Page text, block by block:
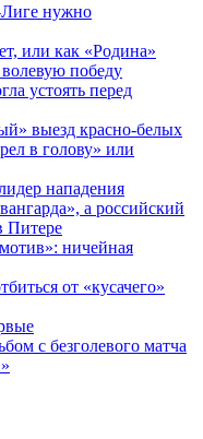
нужно
или как «Родина»
победу
устоять перед
выезд красно-белых
в голову» или
нападения
а российский
Питере
ничейная
от «кусачего»
с безголевого матча